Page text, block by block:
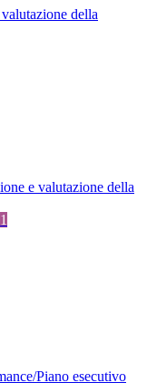
della
e valutazione della
1
Piano esecutivo